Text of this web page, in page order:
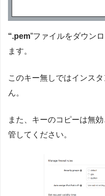
“.pem”ファイルをダウン
ます。
このキー無しではインス
ん。
また、キーのコピーは無
管してください。